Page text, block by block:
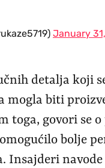
January
detalja koji
mogla biti
toga, govori se
bolje
Insajderi